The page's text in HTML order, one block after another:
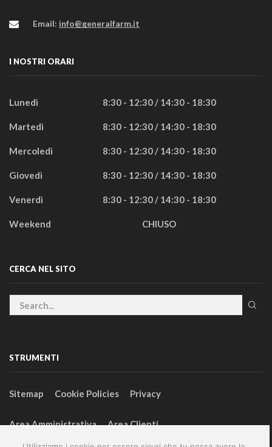
Email: info@generalfarm.it
I NOSTRI ORARI
Lunedì 8:30 - 12:30 / 14:30 - 18:30
Martedì 8:30 - 12:30 / 14:30 - 18:30
Mercoledì 8:30 - 12:30 / 14:30 - 18:30
Giovedì 8:30 - 12:30 / 14:30 - 18:30
Venerdì 8:30 - 12:30 / 14:30 - 18:30
Weekend CHIUSO
CERCA NEL SITO
STRUMENTI
Sitemap Cookie Policies Privacy
Area Amministrativa Area Clienti